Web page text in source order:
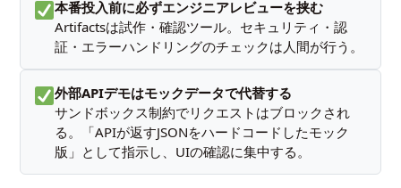
本番投入前に必ずエンジニアレビューを挟む
Artifactsは試作・確認ツール。セキュリティ・認
証・エラーハンドリングのチェックは人間が行う。
外部APIデモはモックデータで代替する
サンドボックス制約でリクエストはブロックされ
る。「APIが返すJSONをハードコードしたモック
版」として指示し、UIの確認に集中する。